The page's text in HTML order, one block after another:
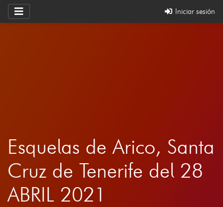
Iniciar sesión
Esquelas de Arico, Santa
Cruz de Tenerife del 28
ABRIL 2021